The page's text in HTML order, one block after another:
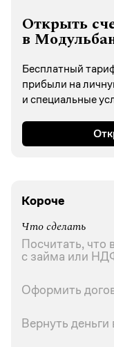
Открыть
в
Бесплатный
прибыли на
и специальные
Короче
Что сделать
Посчитать, что
с займа или
Оформить
Вернуть деньги